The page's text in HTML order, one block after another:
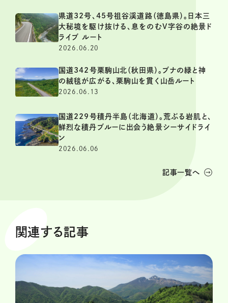
県道32号、45号祖谷渓道路（徳島県）。日本三
大秘境を駆け抜ける、息をのむV字谷の絶景ド
ライブ ルート
2026.06.20
国道342号栗駒山北（秋田県）。ブナの緑と神
の絨毯が広がる、栗駒山を貫く山岳ルート
2026.06.13
国道229号積丹半島（北海道）。荒ぶる岩肌と、
鮮烈な積丹ブルーに出会う絶景シーサイドライ
ン
2026.06.06
記事一覧へ
関連する記事